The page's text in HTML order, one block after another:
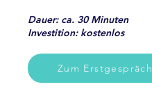
Dauer: ca. 30 Minuten
Investition: kostenlos
Zum Erstgespräch